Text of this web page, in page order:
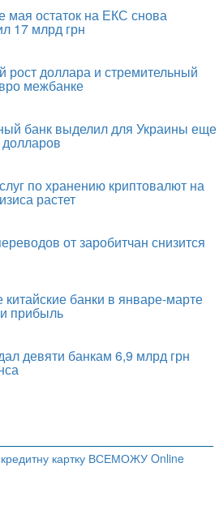
кредитну картку ВСЕМОЖУ Online